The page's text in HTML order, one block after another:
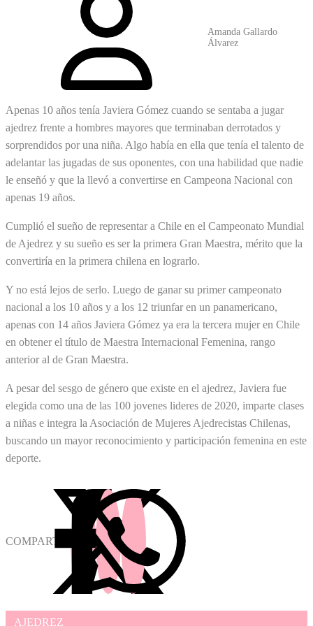
Amanda Gallardo
Álvarez
Apenas 10 años tenía Javiera Gómez cuando se sentaba a jugar
ajedrez frente a hombres mayores que terminaban derrotados y
sorprendidos por una niña. Algo había en ella que tenía el talento de
adelantar las jugadas de sus oponentes, con una habilidad que nadie
le enseñó y que la llevó a convertirse en Campeona Nacional con
apenas 19 años.
Cumplió el sueño de representar a Chile en el Campeonato Mundial
de Ajedrez y su sueño es ser la primera Gran Maestra, mérito que la
convertiría en la primera chilena en lograrlo.
Y no está lejos de serlo. Luego de ganar su primer campeonato
nacional a los 10 años y a los 12 triunfar en un panamericano,
apenas con 14 años Javiera Gómez ya era la tercera mujer en Chile
en obtener el título de Maestra Internacional Femenina, rango
anterior al de Gran Maestra.
A pesar del sesgo de género que existe en el ajedrez, Javiera fue
elegida como una de las 100 jovenes lideres de 2020, imparte clases
a niñas e integra la Asociación de Mujeres Ajedrecistas Chilenas,
buscando un mayor reconocimiento y participación femenina en este
deporte.
COMPARTIR
AJEDREZ